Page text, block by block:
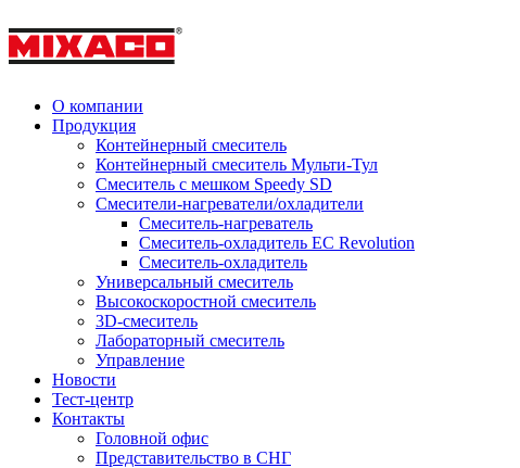
О компании
Продукция
Контейнерный смеситель
Контейнерный смеситель Мульти-Тул
Смеситель с мешком Speedy SD
Смесители-нагреватели/охладители
Смеситель-нагреватель
Смеситель-охладитель EC Revolution
Смеситель-охладитель
Универсальный смеситель
Высокоскоростной смеситель
3D-смеситель
Лабораторный смеситель
Управление
Новости
Тест-центр
Контакты
Головной офис
Представительство в СНГ